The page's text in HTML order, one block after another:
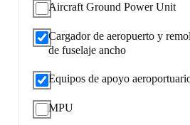
Aircraft Ground Power Unit
Cargador de aeropuerto y
de fuselaje ancho
Equipos de apoyo
MPU